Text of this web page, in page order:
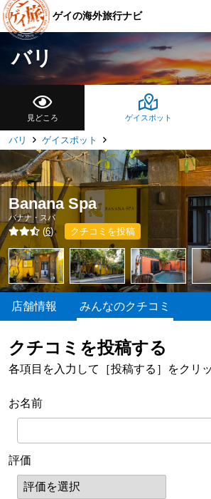
ゲイの海外旅行ナビ
バリ
見どころ ゲイスポット
バリ ゲイスポット
Banana Spa
バナナ・スパ
(6) クチコミを投稿
店舗情報 みんなのクチコミ
クチコミを投稿する
各項目を入力して［投稿する］をクリ
お名前
評価